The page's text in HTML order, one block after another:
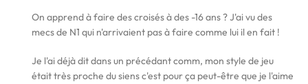
On apprend à faire des croisés à des -16 ans ? J'ai vu des
mecs de N1 qui n'arrivaient pas à faire comme lui il en fait !
Je l'ai déjà dit dans un précédant comm, mon style de jeu
était très proche du siens c'est pour ça peut-être que je l'aime